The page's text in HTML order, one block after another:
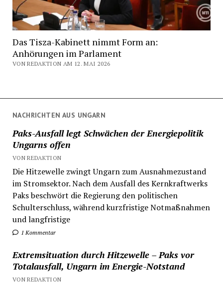
NACHRICHTEN AUS UNGARN
Paks-Ausfall legt Schwächen der Energiepolitik
Ungarns offen
VON REDAKTION
Die Hitzewelle zwingt Ungarn zum Ausnahmezustand
im Stromsektor. Nach dem Ausfall des Kernkraftwerks
Paks beschwört die Regierung den politischen
Schulterschluss, während kurzfristige Notmaßnahmen
und langfristige
1 Kommentar
Extremsituation durch Hitzewelle – Paks vor
Totalausfall, Ungarn im Energie-Notstand
VON REDAKTION
Das Tisza-Kabinett nimmt Form an:
Anhörungen im Parlament
VON REDAKTION AM 12. MAI 2026